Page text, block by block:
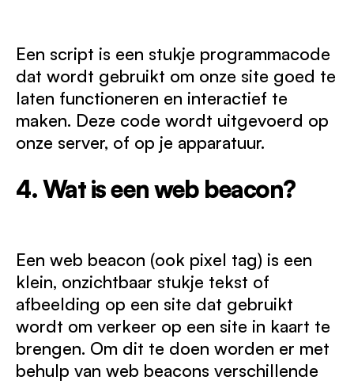
Een script is een stukje programmacode
dat wordt gebruikt om onze site goed te
laten functioneren en interactief te
maken. Deze code wordt uitgevoerd op
onze server, of op je apparatuur.
4. Wat is een web beacon?
Een web beacon (ook pixel tag) is een
klein, onzichtbaar stukje tekst of
afbeelding op een site dat gebruikt
wordt om verkeer op een site in kaart te
brengen. Om dit te doen worden er met
behulp van web beacons verschillende